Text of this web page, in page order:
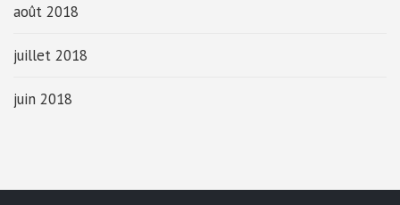
août 2018
juillet 2018
juin 2018